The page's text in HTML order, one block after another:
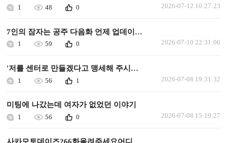
1 48 0 2026-07-12 10:27:23
7인의 잠자는 공주 다음화 언제 업데이트되나요.
1 59 0 2026-07-10 22:31:06
'저를 센터로 만들겠다고 맹세해 주시겠어요?' 다음화 업데이트 해주세요.
1 56 1 2026-07-08 19:31:32
미팅에 나갔는데 여자가 없었던 이야기
1 56 0 2026-07-08 15:19:27
사카모토데이즈266화올려주세요어디에올려져있나요